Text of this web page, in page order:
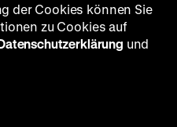
der Cookies können Sie
zu Cookies auf
und